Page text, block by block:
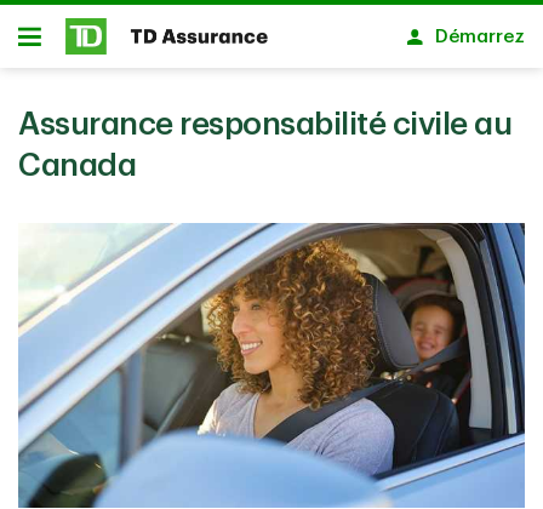
Passer au contenu principal
Ouvert
Démarrez
Assurance responsabilité civile au
Canada